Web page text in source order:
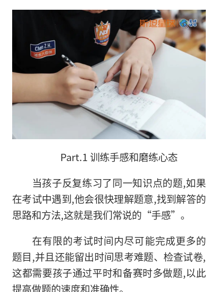
Part.1 训练手感和磨练心态
当孩子反复练习了同一知识点的题,如果
在考试中遇到,他会很快理解题意,找到解答的
思路和方法,这就是我们常说的“手感”。
在有限的考试时间内尽可能完成更多的
题目,并且还能留出时间思考难题、检查试卷,
这都需要孩子通过平时和备赛时多做题,以此
提高做题的速度和准确性。